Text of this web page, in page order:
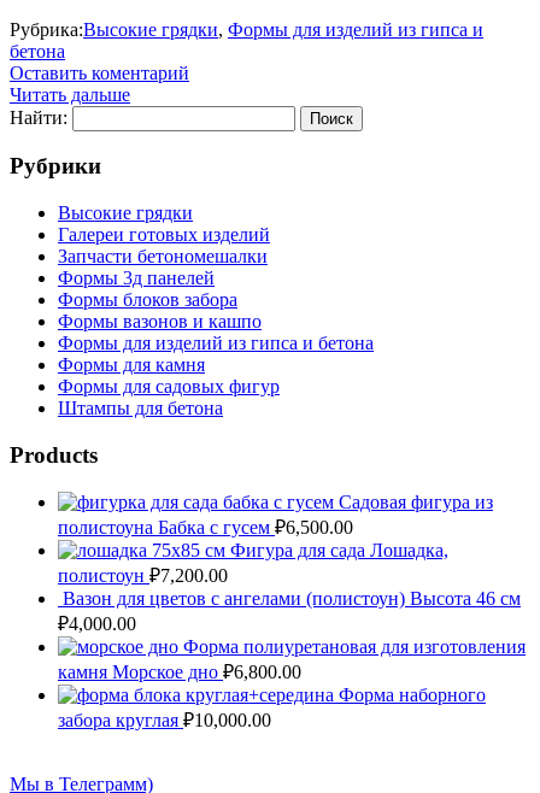
Рубрика:Высокие грядки, Формы для изделий из гипса и
бетона
Оставить коментарий
Читать дальше
Найти:
Рубрики
Высокие грядки
Галереи готовых изделий
Запчасти бетономешалки
Формы 3д панелей
Формы блоков забора
Формы вазонов и кашпо
Формы для изделий из гипса и бетона
Формы для камня
Формы для садовых фигур
Штампы для бетона
Products
Садовая фигура из
полистоуна Бабка с гусем ₽6,500.00
Фигура для сада Лошадка,
полистоун ₽7,200.00
Вазон для цветов с ангелами (полистоун) Высота 46 см
₽4,000.00
Форма полиуретановая для изготовления
камня Морское дно ₽6,800.00
Форма наборного
забора круглая ₽10,000.00
Мы в Телеграмм)